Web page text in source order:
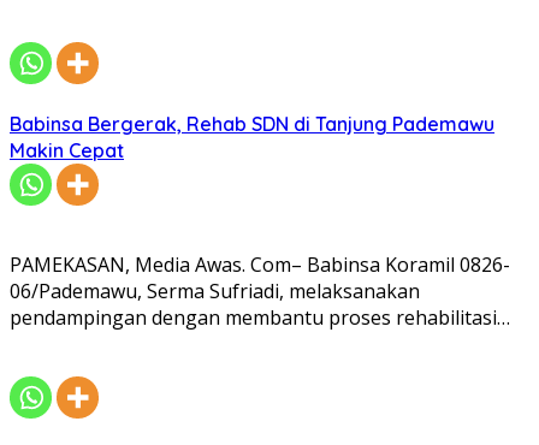
Babinsa Bergerak, Rehab SDN di Tanjung Pademawu
Makin Cepat
PAMEKASAN, Media Awas. Com– Babinsa Koramil 0826-
06/Pademawu, Serma Sufriadi, melaksanakan
pendampingan dengan membantu proses rehabilitasi…